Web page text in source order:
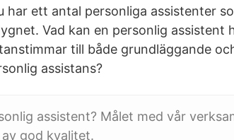
har ett antal personliga assistenter
Vad kan en personlig assistent
till både grundläggande
assistans?
assistent? Målet med vår
god kvalitet.